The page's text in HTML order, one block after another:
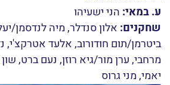
ע. במאי: הני ישעיהו
שחקנים: אלון סנדלר, מיה לנדסמן/
ביטרמן/תום חודורוב, אלעד אטרקצ'י,
מרחבי, ערן מור/גיא רוזן, נעם ברט,
יאמי, מני גרוס